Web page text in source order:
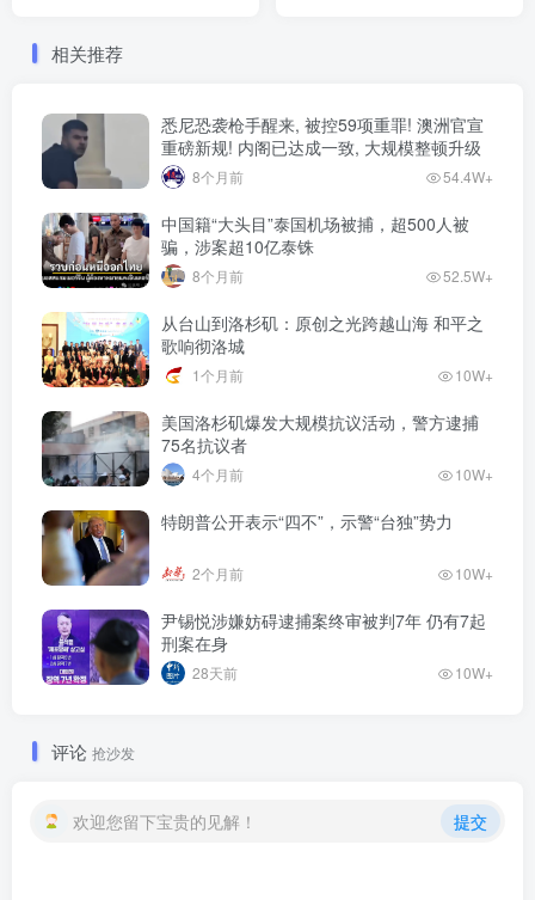
相关推荐
悉尼恐袭枪手醒来, 被控59项重罪! 澳洲官宣
重磅新规! 内阁已达成一致, 大规模整顿升级
8个月前 54.4W+
中国籍“大头目”泰国机场被捕，超500人被
骗，涉案超10亿泰铢
8个月前 52.5W+
从台山到洛杉矶：原创之光跨越山海 和平之
歌响彻洛城
1个月前 10W+
美国洛杉矶爆发大规模抗议活动，警方逮捕
75名抗议者
4个月前 10W+
特朗普公开表示“四不”，示警“台独”势力
2个月前 10W+
尹锡悦涉嫌妨碍逮捕案终审被判7年 仍有7起
刑案在身
28天前 10W+
评论 抢沙发
欢迎您留下宝贵的见解！ 提交